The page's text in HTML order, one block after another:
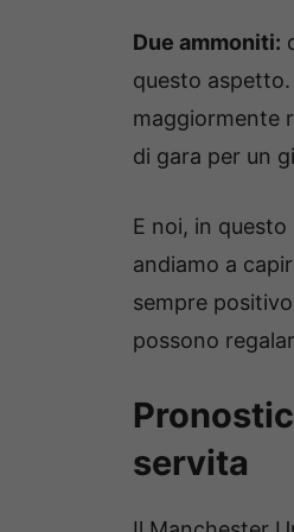
Due ammoniti:
questo
maggiormente
di gara per un
E noi, in
andiamo a
sempre
possono
servita